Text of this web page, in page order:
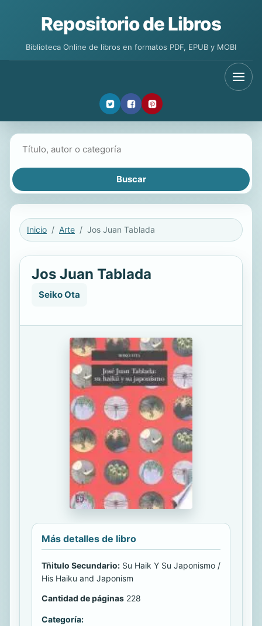
Repositorio de Libros
Biblioteca Online de libros en formatos PDF, EPUB y MOBI
Inicio Arte Jos Juan Tablada
Jos Juan Tablada
Seiko Ota
Más detalles de libro
Tñitulo Secundario: Su Haik Y Su Japonismo /
His Haiku and Japonism
Cantidad de páginas 228
Categoría: